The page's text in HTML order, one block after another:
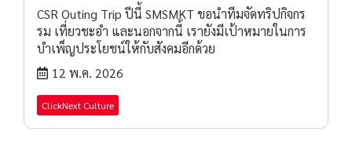
CSR Outing Trip ปีนี้ SMSMKT ขอนำทีมจัดทริปกิจกร
รม เที่ยวชะอำ และนอกจากนี้ เรายังมีเป้าหมายในการ
บำเพ็ญประโยชน์ให้กับสังคมอีกด้วย
12 พ.ค. 2026
ClickNext Culture